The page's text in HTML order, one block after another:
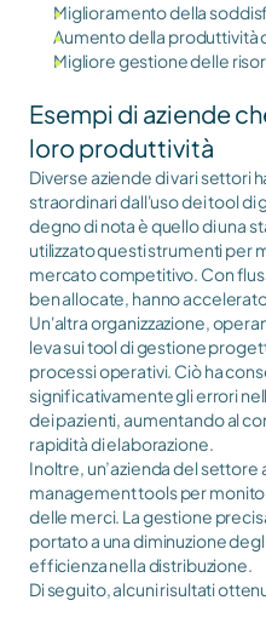
Miglioramento della
Aumento della produttività
Migliore gestione delle
Esempi di aziende
loro produttività
Diverse aziende di vari settori
straordinari dall'uso dei tool di
degno di nota è quello di una
utilizzato questi strumenti per
mercato competitivo. Con
ben allocate, hanno
Un'altra organizzazione,
leva sui tool di gestione
processi operativi. Ciò ha
significativamente gli errori
dei pazienti, aumentando al
rapidità di elaborazione.
Inoltre, un’azienda del
management tools per
delle merci. La gestione
portato a una diminuzione
efficienza nella distribuzione.
Di seguito, alcuni risultati